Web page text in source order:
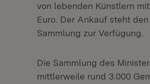
von lebenden Künstlern
Euro. Der Ankauf steht
Sammlung zur Verfügung.
Die Sammlung des
mittlerweile rund 3.000